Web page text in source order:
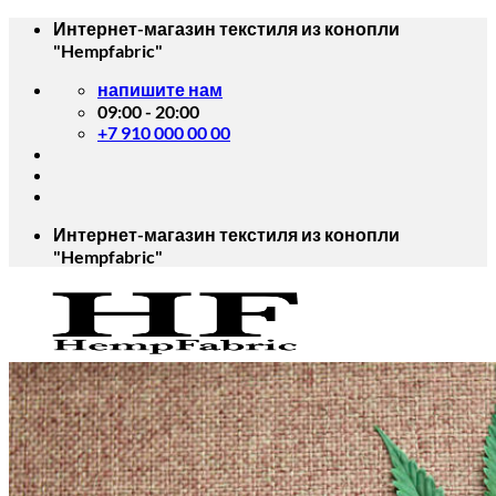
Skip
Интернет-магазин текстиля из конопли
"Hempfabric"
напишите нам
09:00 - 20:00
+7 910 000 00 00
Интернет-магазин текстиля из конопли
"Hempfabric"